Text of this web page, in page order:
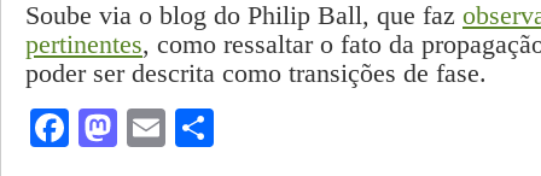
Soube via o blog do Philip Ball, que faz
pertinentes, como ressaltar o fato da
poder ser descrita como transições de fase.
Facebook
Mastodon
Email